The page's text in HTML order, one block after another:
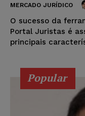
MERCADO JURÍDICO
O sucesso da
Portal Juristas é
principais
Popular